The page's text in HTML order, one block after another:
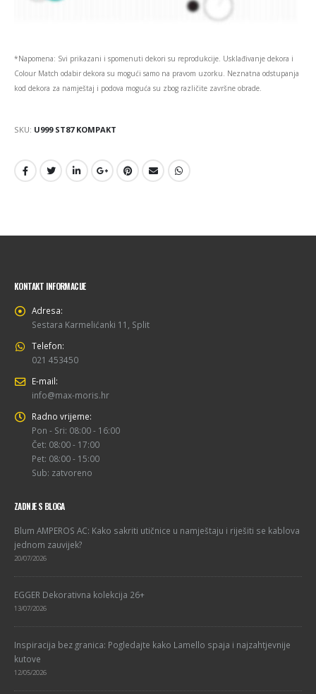
*Napomena: Svi prikazani i spomenuti dekori su reprodukcije. Usklađivanje dekora i
Colour Match odabir dekora su mogući samo na pravom uzorku. Neznatna odstupanja
kod dekora za namještaj i podova moguća su zbog različite završne obrade.
SKU: U999 ST87 KOMPAKT
KONTAKT INFORMACIJE
Adresa:
Sestara Karmelićanki 11, Split
Telefon:
021 453450
E-mail:
info@max-moris.hr
Radno vrijeme:
Pon - Sri: 08:00 - 16:00
Čet: 08:00 - 17:00
Pet: 08:00 - 15:00
Sub: zatvoreno
ZADNJE S BLOGA
Blum AMPEROS AC: Kako sakriti utičnice u namještaju i riješiti se kablova
jednom zauvijek?
20/07/2026
EGGER Dekorativna kolekcija 26+
13/07/2026
Inspiracija bez granica: Pogledajte kako Lamello spaja i najzahtjevnije
kutove
12/05/2026